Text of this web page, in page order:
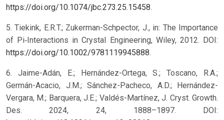
https://doi.org/10.1074/jbc.273.25.15458.
5. Tiekink, E.R.T.; Zukerman-Schpector, J., in: The Importance
of Pi‐Interactions in Crystal Engineering, Wiley, 2012. DOI:
https://doi.org/10.1002/9781119945888.
6. Jaime-Adán, E.; Hernández-Ortega, S.; Toscano, R.A.;
Germán-Acacio, J.M.; Sánchez-Pacheco, A.D.; Hernández-
Vergara, M.; Barquera, J.E.; Valdés-Martínez, J. Cryst. Growth.
Des. 2024, 24, 1888–1897. DOI: